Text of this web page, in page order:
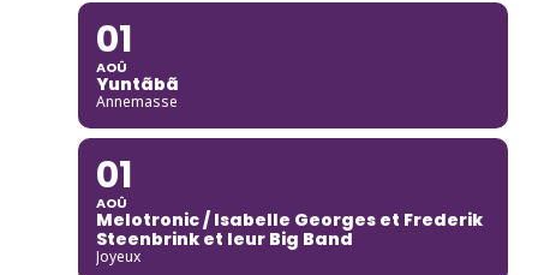
01
AOÛ
Yuntãbã
Annemasse
01
AOÛ
Melotronic / Isabelle Georges et Frederik
Steenbrink et leur Big Band
Joyeux